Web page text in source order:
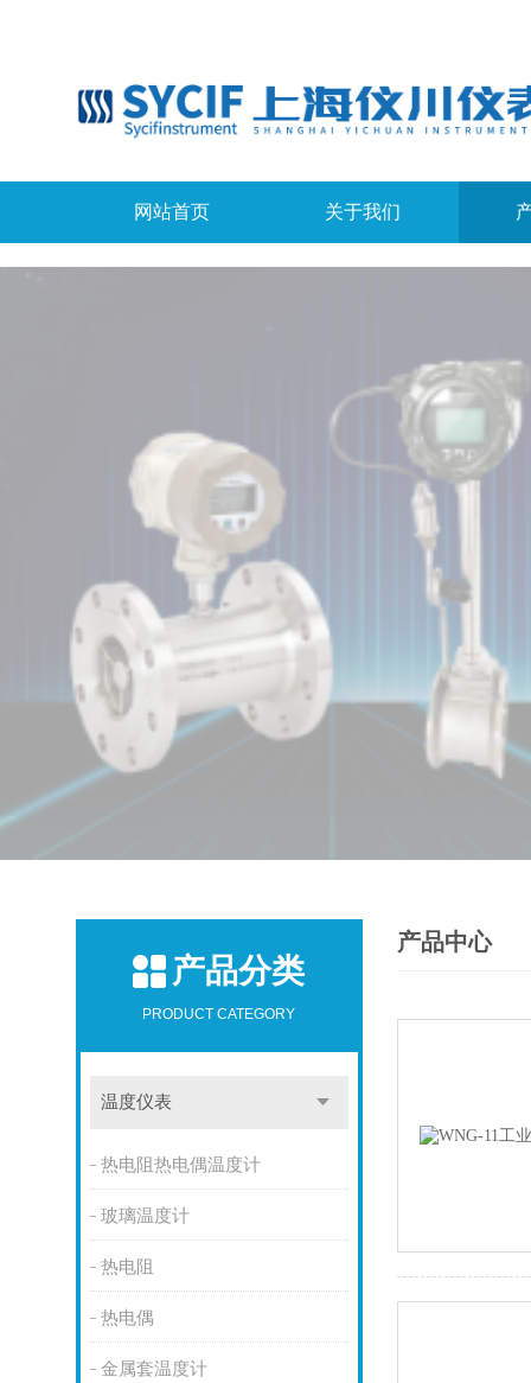
网站首页 关于我们
产品分类
PRODUCT CATEGORY
温度仪表
热电阻热电偶温度计
玻璃温度计
热电阻
热电偶
金属套温度计
产品中心